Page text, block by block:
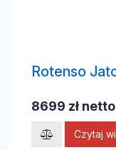
Rotenso
8699 zł
Czytaj